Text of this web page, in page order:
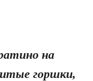
на
горшки,